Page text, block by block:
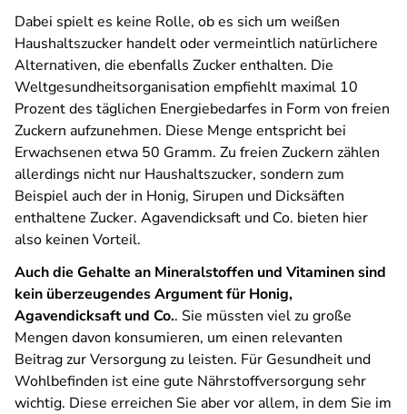
Dabei spielt es keine Rolle, ob es sich um weißen
Haushaltszucker handelt oder vermeintlich natürlichere
Alternativen, die ebenfalls Zucker enthalten. Die
Weltgesundheitsorganisation empfiehlt maximal 10
Prozent des täglichen Energiebedarfes in Form von freien
Zuckern aufzunehmen. Diese Menge entspricht bei
Erwachsenen etwa 50 Gramm. Zu freien Zuckern zählen
allerdings nicht nur Haushaltszucker, sondern zum
Beispiel auch der in Honig, Sirupen und Dicksäften
enthaltene Zucker. Agavendicksaft und Co. bieten hier
also keinen Vorteil.
Auch die Gehalte an Mineralstoffen und Vitaminen sind
kein überzeugendes Argument für Honig,
Agavendicksaft und Co.. Sie müssten viel zu große
Mengen davon konsumieren, um einen relevanten
Beitrag zur Versorgung zu leisten. Für Gesundheit und
Wohlbefinden ist eine gute Nährstoffversorgung sehr
wichtig. Diese erreichen Sie aber vor allem, in dem Sie im